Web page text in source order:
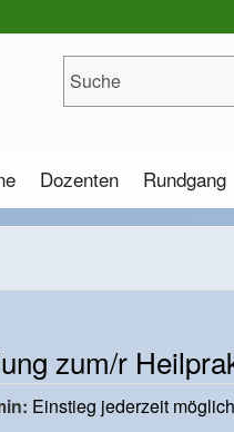
Dozenten Rundgang
zum/r
Einstieg jederzeit möglich